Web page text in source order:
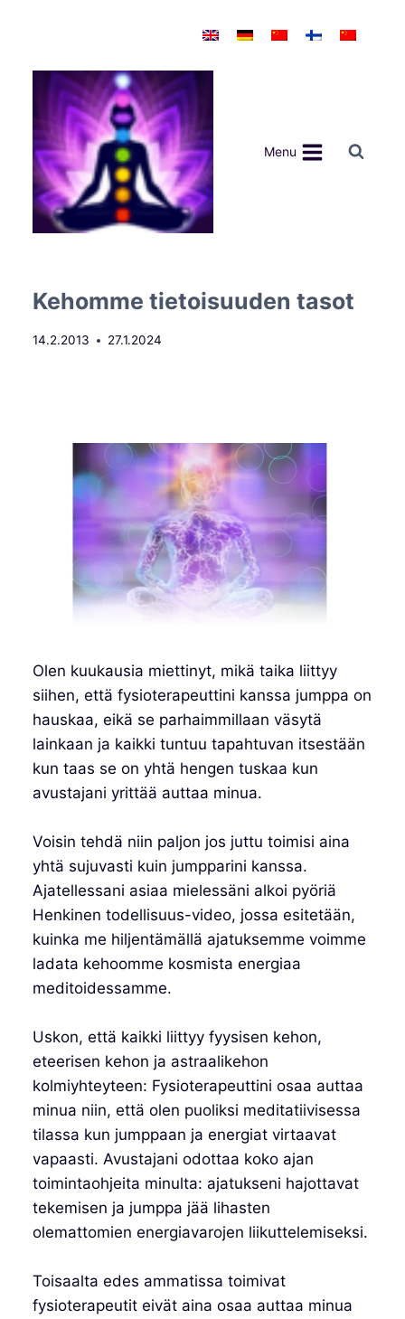
Menu
Kehomme tietoisuuden tasot
14.2.2013 27.1.2024
Olen kuukausia miettinyt, mikä taika liittyy
siihen, että fysioterapeuttini kanssa jumppa on
hauskaa, eikä se parhaimmillaan väsytä
lainkaan ja kaikki tuntuu tapahtuvan itsestään
kun taas se on yhtä hengen tuskaa kun
avustajani yrittää auttaa minua.
Voisin tehdä niin paljon jos juttu toimisi aina
yhtä sujuvasti kuin jumpparini kanssa.
Ajatellessani asiaa mielessäni alkoi pyöriä
Henkinen todellisuus-video, jossa esitetään,
kuinka me hiljentämällä ajatuksemme voimme
ladata kehoomme kosmista energiaa
meditoidessamme.
Uskon, että kaikki liittyy fyysisen kehon,
eteerisen kehon ja astraalikehon
kolmiyhteyteen: Fysioterapeuttini osaa auttaa
minua niin, että olen puoliksi meditatiivisessa
tilassa kun jumppaan ja energiat virtaavat
vapaasti. Avustajani odottaa koko ajan
toimintaohjeita minulta: ajatukseni hajottavat
tekemisen ja jumppa jää lihasten
olemattomien energiavarojen liikuttelemiseksi.
Toisaalta edes ammatissa toimivat
fysioterapeutit eivät aina osaa auttaa minua